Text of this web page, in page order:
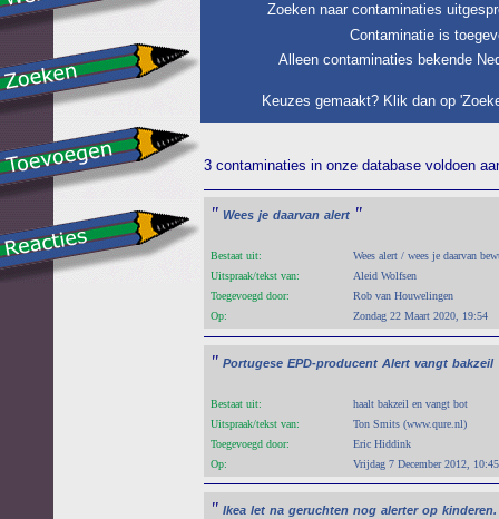
Zoeken naar contaminaties
Contaminatie is
Alleen contaminaties bekende
Keuzes gemaakt? Klik dan op
3 contaminaties in onze database voldoen
" Wees je daarvan alert "
Bestaat uit:
Wees alert / wees je daarvan
Uitspraak/tekst van:
Aleid Wolfsen
Toegevoegd door:
Rob van Houwelingen
Op:
Zondag 22 Maart 2020, 19:54
" Portugese EPD-producent Alert vangt bakzeil
Bestaat uit:
haalt bakzeil en vangt bot
Uitspraak/tekst van:
Ton Smits (www.qure.nl)
Toegevoegd door:
Eric Hiddink
Op:
Vrijdag 7 December 2012, 10:45
" Ikea let na geruchten nog alerter op kinderen.